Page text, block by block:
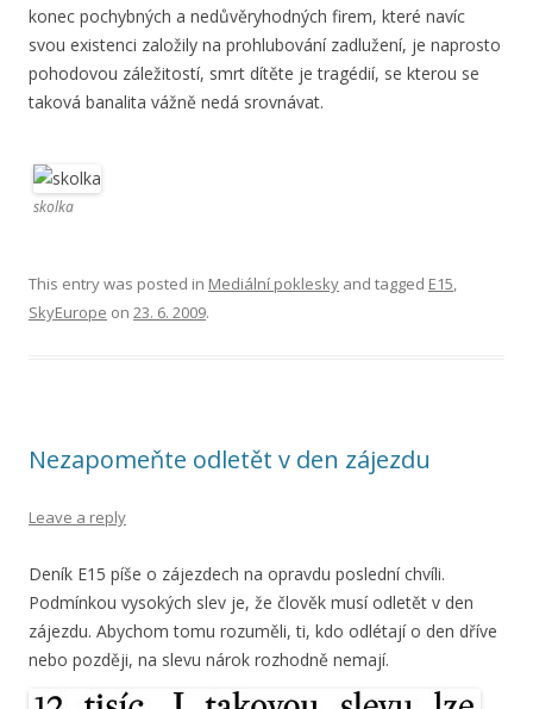
konec pochybných a nedůvěryhodných firem, které navíc
svou existenci založily na prohlubování zadlužení, je naprosto
pohodovou záležitostí, smrt dítěte je tragédií, se kterou se
taková banalita vážně nedá srovnávat.
skolka
This entry was posted in Mediální poklesky and tagged E15,
SkyEurope on 23. 6. 2009.
Nezapomeňte odletět v den zájezdu
Leave a reply
Deník E15 píše o zájezdech na opravdu poslední chvíli.
Podmínkou vysokých slev je, že člověk musí odletět v den
zájezdu. Abychom tomu rozuměli, ti, kdo odlétají o den dříve
nebo později, na slevu nárok rozhodně nemají.